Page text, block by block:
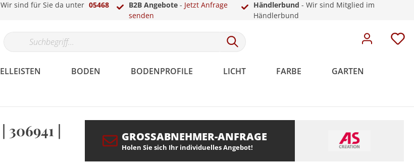
sind für Sie da unter 05468
B2B Angebote- Jetzt Anfrage
senden
Händlerbund - Wir sind Mitglied im
Händlerbund
BODEN BODENPROFILE LICHT FARBE GARTEN
Überstreichbar
Meistervlies
Meistervlies Pro
Malervlies
Fassade Rosetten Dekoration
Berliner /
Weiße Sockelleisten Kunststoff
Teppich
, Vinyl- &
Treppenkantenprofile
LED Stuckleisten
|
GROSSABNEHMER-ANFRAGE
Holen Sie sich Ihr individuelles Angebot!